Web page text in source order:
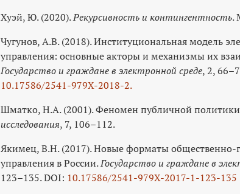
Хуэй, Ю. (2020).Рекурсивность и контингентность.
Чугунов, А.В. (2018). Институциональная модель
управления: основные акторы и механизмы их
Государство и граждане в электронной среде, 2,
10.17586/2541-979X‑2018-2.
Шматко, Н.А. (2001). Феномен публичной
исследования, 7, 106–112.
Якимец, В.Н. (2017). Новые форматы общественно-
управления в России.Государство и граждане в
123–135. DOI: 10.17586/2541-979X‑2017-1-123-135